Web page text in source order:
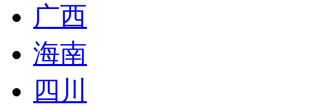
广西
海南
四川